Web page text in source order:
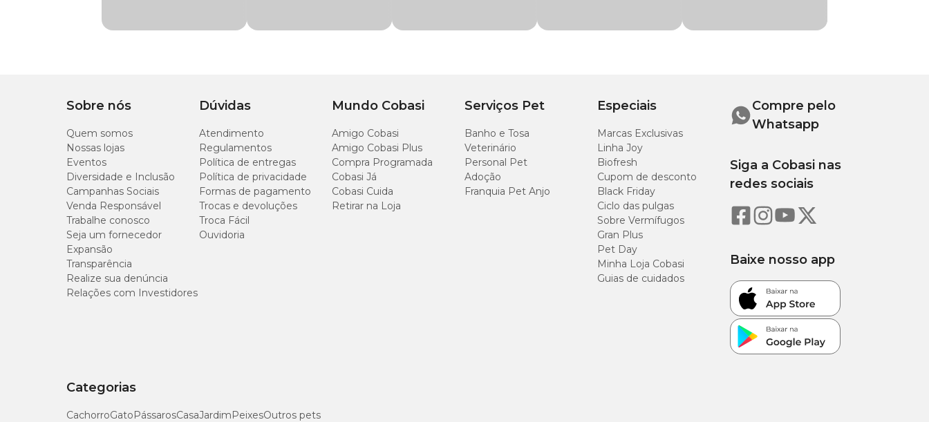
Autoirrigável Não
Sobre nós
Quem somos
Nossas lojas
Eventos
Diversidade e Inclusão
Campanhas Sociais
Venda Responsável
Trabalhe conosco
Seja um fornecedor
Expansão
Transparência
Realize sua denúncia
Relações com Investidores
Dúvidas
Atendimento
Regulamentos
Política de entregas
Política de privacidade
Formas de pagamento
Trocas e devoluções
Troca Fácil
Ouvidoria
Mundo Cobasi
Amigo Cobasi
Amigo Cobasi Plus
Compra Programada
Cobasi Já
Cobasi Cuida
Retirar na Loja
Serviços Pet
Banho e Tosa
Veterinário
Personal Pet
Adoção
Franquia Pet Anjo
Especiais
Marcas Exclusivas
Linha Joy
Biofresh
Cupom de desconto
Black Friday
Ciclo das pulgas
Sobre Vermífugos
Gran Plus
Pet Day
Minha Loja Cobasi
Guias de cuidados
Categorias
CachorroGatoPássarosCasaJardimPeixesOutros pets
Compre pelo
Whatsapp
Siga a Cobasi nas
redes sociais
Baixe nosso app